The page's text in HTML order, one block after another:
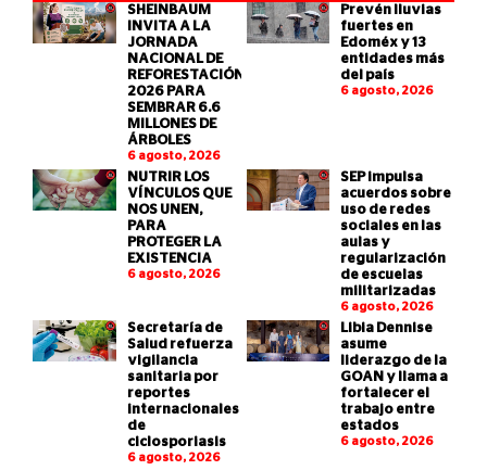
SHEINBAUM
INVITA A LA
JORNADA
NACIONAL DE
REFORESTACIÓN
2026 PARA
SEMBRAR 6.6
MILLONES DE
ÁRBOLES
6 agosto, 2026
Prevén lluvias
fuertes en
Edoméx y 13
entidades más
del país
6 agosto, 2026
NUTRIR LOS
VÍNCULOS QUE
NOS UNEN,
PARA
PROTEGER LA
EXISTENCIA
6 agosto, 2026
SEP impulsa
acuerdos sobre
uso de redes
sociales en las
aulas y
regularización
de escuelas
militarizadas
6 agosto, 2026
Secretaría de
Salud refuerza
vigilancia
sanitaria por
reportes
internacionales
de
ciclosporiasis
6 agosto, 2026
Libia Dennise
asume
liderazgo de la
GOAN y llama a
fortalecer el
trabajo entre
estados
6 agosto, 2026